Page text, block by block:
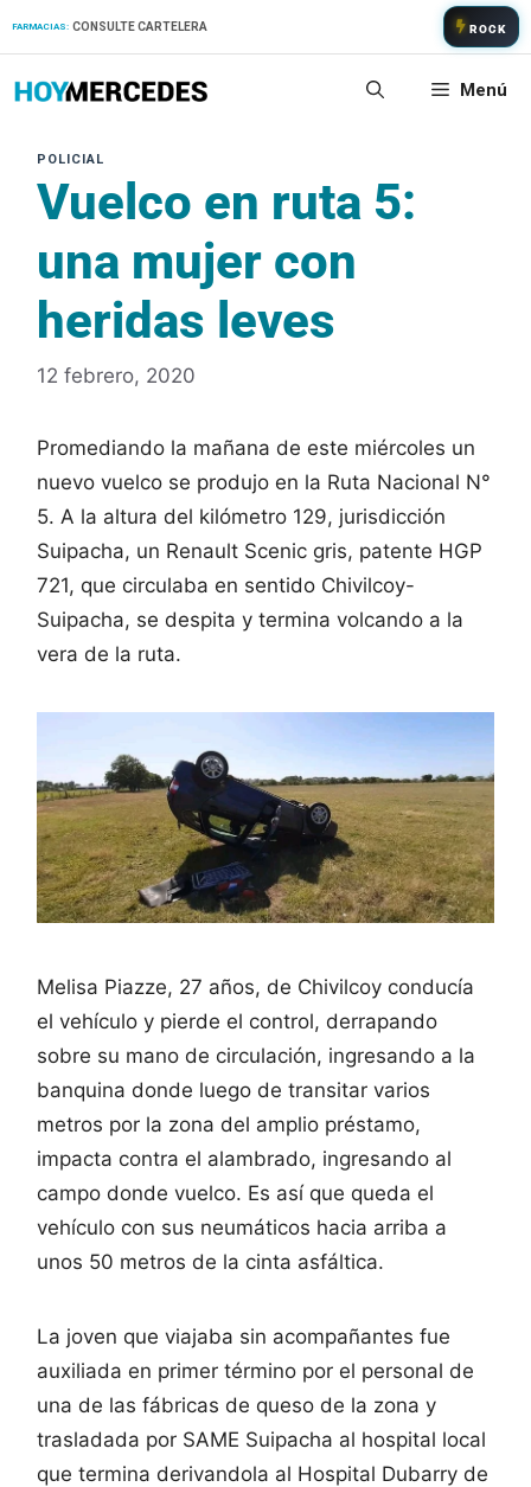
FARMACIAS: CONSULTE CARTELERA ROCK
Menú
Vuelco en ruta 5:
una mujer con
heridas leves
12 febrero, 2020
Promediando la mañana de este miércoles un
nuevo vuelco se produjo en la Ruta Nacional N°
5. A la altura del kilómetro 129, jurisdicción
Suipacha, un Renault Scenic gris, patente HGP
721, que circulaba en sentido Chivilcoy-
Suipacha, se despita y termina volcando a la
vera de la ruta.
Melisa Piazze, 27 años, de Chivilcoy conducía
el vehículo y pierde el control, derrapando
sobre su mano de circulación, ingresando a la
banquina donde luego de transitar varios
metros por la zona del amplio préstamo,
impacta contra el alambrado, ingresando al
campo donde vuelco. Es así que queda el
vehículo con sus neumáticos hacia arriba a
unos 50 metros de la cinta asfáltica.
La joven que viajaba sin acompañantes fue
auxiliada en primer término por el personal de
una de las fábricas de queso de la zona y
trasladada por SAME Suipacha al hospital local
que termina derivandola al Hospital Dubarry de